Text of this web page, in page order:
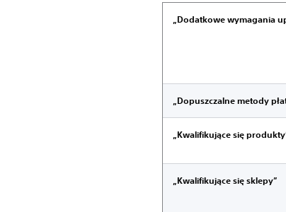
„Dodatkowe wymagania
„Dopuszczalne metody
„Kwalifikujące się
„Kwalifikujące się sklepy”